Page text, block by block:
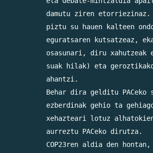
damutu ziren etorriezinaz.
piztu su hauen kalteen
eguratsaren kutsatzeaz,
osasunari, diru
suak hilak) eta
ahantzi.
Behar dira gelditu PACeko
ezberdinak gehio ta
xehazteari lotuz
aurreztu PACeko dirutza.
COP23ren aldia den